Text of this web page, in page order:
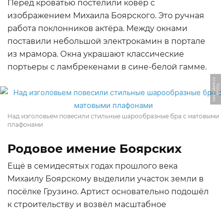
Перед кроватью постелили ковёр с
изображением Михаила Боярского. Это ручная
работа поклонников актёра. Между окнами
поставили небольшой электрокамин в портале
из мрамора. Окна украшают классические
портьеры с ламбрекенами в сине-белой гамме.
Ф
О
Т
О:
n
e
d
vij
d
o
m.
r
u
Над изголовьем повесили стильные шарообразные бра с матовыми
плафонами
Родовое имение Боярских
Ещё в семидесятых годах прошлого века
Михаилу Боярскому выделили участок земли в
посёлке Грузино. Артист основательно подошёл
к строительству и возвёл масштабное